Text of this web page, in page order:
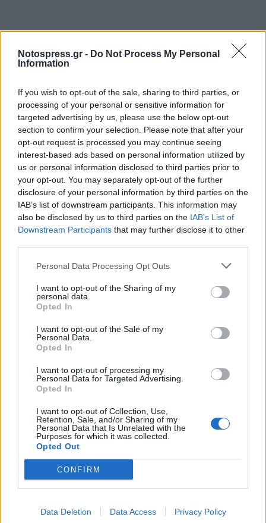
Notospress.gr - Do Not Process My Personal
Information
If you wish to opt-out of the sale, sharing to third parties, or
processing of your personal or sensitive information for
targeted advertising by us, please use the below opt-out
section to confirm your selection. Please note that after your
opt-out request is processed you may continue seeing
interest-based ads based on personal information utilized by
us or personal information disclosed to third parties prior to
your opt-out. You may separately opt-out of the further
disclosure of your personal information by third parties on the
IAB’s list of downstream participants. This information may
also be disclosed by us to third parties on the IAB’s List of
Downstream Participants that may further disclose it to other
Personal Data Processing Opt Outs
I want to opt-out of the Sharing of my
personal data.
Opted In
I want to opt-out of the Sale of my
Personal Data.
Opted In
I want to opt-out of processing my
Personal Data for Targeted Advertising.
Opted In
I want to opt-out of Collection, Use,
Retention, Sale, and/or Sharing of my
Personal Data that Is Unrelated with the
Purposes for which it was collected.
Opted Out
CONFIRM
Data Deletion Data Access Privacy Policy
Σχετικά Άρθρα